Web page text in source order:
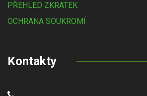
PŘEHLED ZKRATEK
OCHRANA SOUKROMÍ
Kontakty